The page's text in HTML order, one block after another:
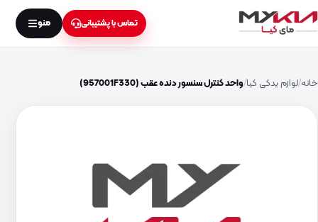
تماس با پشتیبانی منو
خانه لوازم یدکی کیا واحد کنترل سنسور دنده عقب (957001F330)